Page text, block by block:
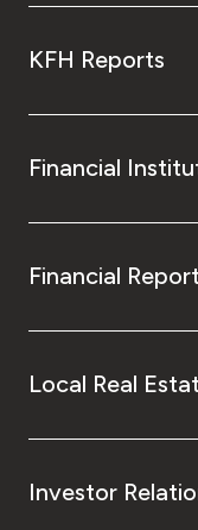
KFH Reports
Financial
Financial
Local Real
Investor